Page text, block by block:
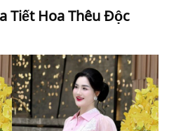
Tiết Hoa Thêu Độc